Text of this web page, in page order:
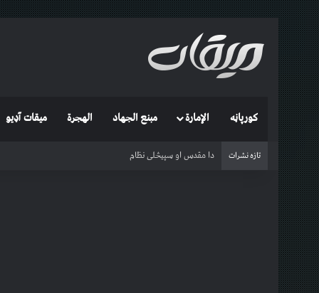
کورپاڼه الإمارة مبنع الجهاد الهجرة میقات آډیو
تازه نشرات Qatil-ul Khawarij (with English subtitles)